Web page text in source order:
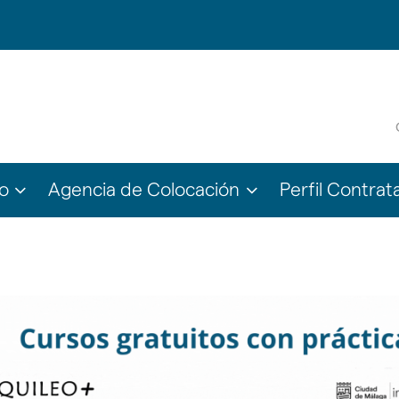
???
key.formatter.header.toggle.subsections???
Agencia de Colocación ???
Perfil